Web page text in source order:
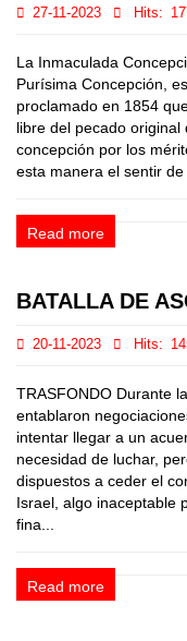
27-11-2023 Hits:
La Inmaculada
Purísima Concepción,
proclamado en 1854
libre del pecado
concepción por los
esta manera el sentir de
Read more
BATALLA DE
20-11-2023 Hits:
TRASFONDO Durante
entablaron
intentar llegar a un
necesidad de luchar,
dispuestos a ceder el
Israel, algo inaceptable
fina...
Read more